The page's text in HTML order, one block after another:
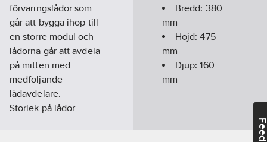
förvaringslådor som
går att bygga ihop till
en större modul och
lådorna går att avdela
på mitten med
medföljande
lådavdelare.
Storlek på lådor
Bredd: 380
mm
Höjd:475
mm
Djup:160
mm